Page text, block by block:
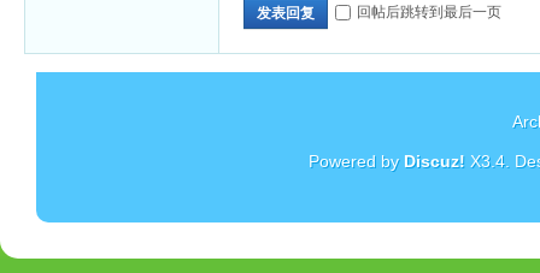
发表回复 回帖后跳转到最后一页
Powered by Discuz! X3.4.